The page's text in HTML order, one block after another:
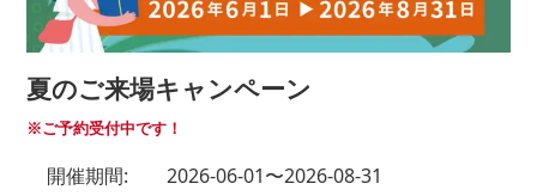
夏のご来場キャンペーン
※ご予約受付中です！
開催期間:
2026-06-01〜2026-08-31